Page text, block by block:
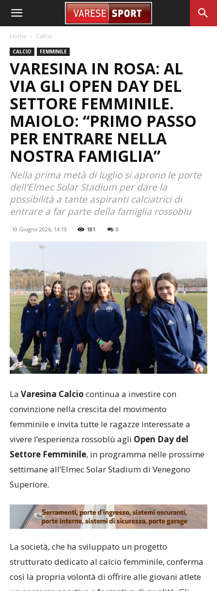
Home Calcio
CALCIO FEMMINILE
VARESINA IN ROSA: AL
VIA GLI OPEN DAY DEL
SETTORE FEMMINILE.
MAIOLO: “PRIMO PASSO
PER ENTRARE NELLA
NOSTRA FAMIGLIA”
Nella prima metà di luglio si aprono le porte
dell'Elmec Solar Stadium per dare la
possibilità a tante aspiranti calciatrici di
entrare a far parte della famiglia rossoblu
10 Giugno 2026, 14:19 181 0
La Varesina Calcio continua a investire con
convinzione nella crescita del movimento
femminile e invita tutte le ragazze interessate a
vivere l’esperienza rossoblù agli Open Day del
Settore Femminile, in programma nelle prossime
settimane all’Elmec Solar Stadium di Venegono
Superiore.
La società, che ha sviluppato un progetto
strutturato dedicato al calcio femminile, conferma
così la propria volontà di offrire alle giovani atlete